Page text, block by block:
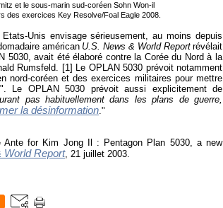
et le sous-marin sud-coréen Sohn Won-il
des exercices Key Resolve/Foal Eagle 2008.
Unis envisage sérieusement, au moins depuis
américan U.S. News & World Report révélait
5030, avait été élaboré contre la Corée du Nord à la
Rumsfeld. [1] Le OPLAN 5030 prévoit notamment
nord-coréen et des exercices militaires pour mettre
". Le OPLAN 5030 prévoit aussi explicitement de
pas habituellement dans les plans de guerre,
la désinformation."
for Kim Jong Il : Pentagon Plan 5030, a new
World Report, 21 juillet 2003.